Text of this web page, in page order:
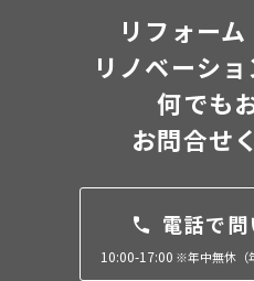
リフォーム
リノベーシ
何でも
お問合せ
電話で
10:00-17:00 ※年中無休（